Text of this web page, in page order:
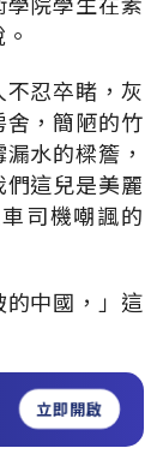
忍卒睹，灰
，簡陋的竹
水的樑簷，
這兒是美麗
司機嘲諷的
的中國，」這
立即開啟